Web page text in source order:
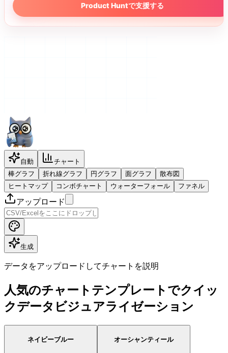
Product Huntで支援する
自動
チャート
棒グラフ
折れ線グラフ 円グラフ 面グラフ
散布図
ヒートマップ
コンボチャート ウォーターフォール ファネル
アップロード
生成
データをアップロードしてチャートを説明
人気のチャートテンプレートでクイッ
クデータビジュアライゼーション
ネイビーブルー オーシャンティール